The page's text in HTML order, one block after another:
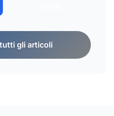
gli articoli